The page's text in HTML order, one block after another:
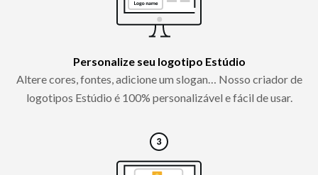
Personalize seu logotipo Estúdio
Altere cores, fontes, adicione um slogan… Nosso criador de
logotipos Estúdio é 100% personalizável e fácil de usar.